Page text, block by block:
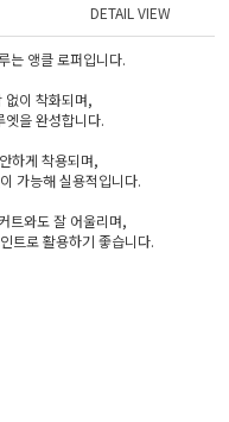
DETAIL VIEW
는 앵클 로퍼입니다.
없이 착화되며,
을 완성합니다.
하게 착용되며,
가능해 실용적입니다.
트와도 잘 어울리며,
트로 활용하기 좋습니다.